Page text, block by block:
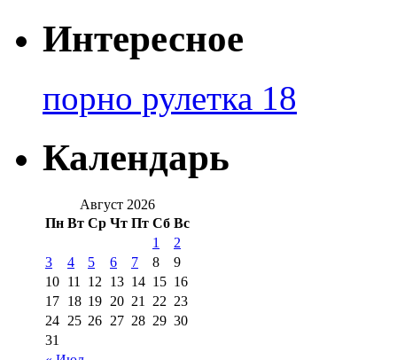
Интересное
порно рулетка 18
Календарь
Август 2026
Пн Вт Ср Чт Пт Сб Вс
1
2
3
4 5 6 7 8
9
10 11 12 13 14 15 16
17 18 19 20 21 22 23
24 25 26 27 28 29 30
31